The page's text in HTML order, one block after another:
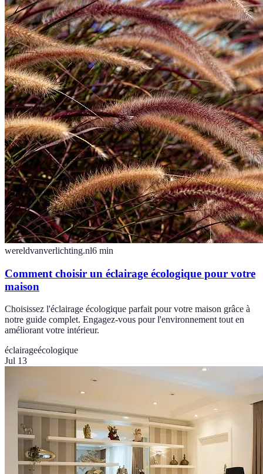
wereldvanverlichting.nl6 min
Comment choisir un éclairage écologique pour votre
maison
Choisissez l'éclairage écologique parfait pour votre maison grâce à
notre guide complet. Engagez-vous pour l'environnement tout en
améliorant votre intérieur.
éclairageécologique
Jul 13